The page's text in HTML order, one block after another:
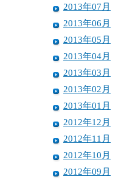
2013年07月
2013年06月
2013年05月
2013年04月
2013年03月
2013年02月
2013年01月
2012年12月
2012年11月
2012年10月
2012年09月